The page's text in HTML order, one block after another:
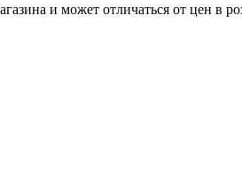
и может отличаться от цен в